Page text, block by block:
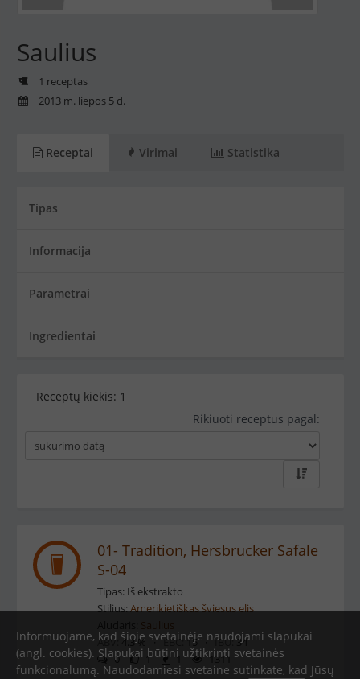
Saulius
1 receptas
2013 m. liepos 5 d.
Receptai Virimai Statistika
Tipas
Informacija
Parametrai
Ingredientai
Receptų kiekis: 1
Rikiuoti receptus pagal:
01- Tradition, Hersbrucker Safale
S-04
Tipas: Iš ekstrakto
Stilius:Amerikietiškas šviesus elis
Saulius
ABV: 4.3 % ·EBC:15 ·IBU:34
0
1 1 1311
Informuojame, kad šioje svetainėje naudojami slapukai
(angl. cookies). Slapukai būtini užtikrinti svetainės
funkcionalumą. Naudodamiesi svetaine sutinkate, kad Jūsų